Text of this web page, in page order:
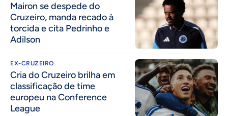
Mairon se despede do
Cruzeiro, manda recado à
torcida e cita Pedrinho e
Adilson
EX-CRUZEIRO
Cria do Cruzeiro brilha em
classificação de time
europeu na Conference
League